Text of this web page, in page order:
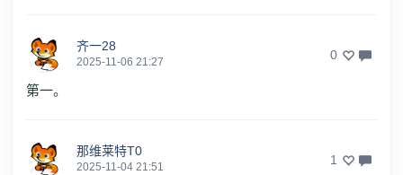
齐一28
2025-11-06 21:27 0
第一。
那维莱特T0
2025-11-04 21:51 1